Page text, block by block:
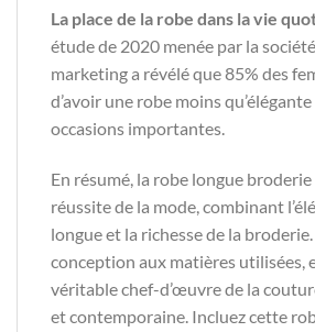
La place de la robe dans la vie
étude de 2020 menée par la
marketing a révélé que 85% des
d’avoir une robe moins
occasions importantes.
En résumé, la robe longue
réussite de la mode, combinant
longue et la richesse de la broderie.
conception aux matières utilisées,
véritable chef-d’œuvre de la
et contemporaine. Incluez cette